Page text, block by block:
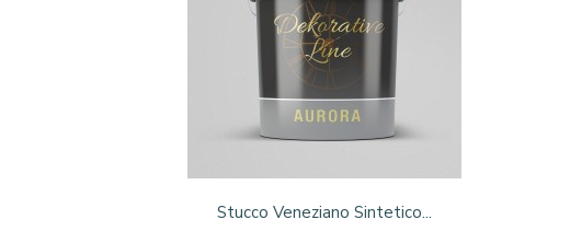
Anteprima
Stucco Veneziano Sintetico...